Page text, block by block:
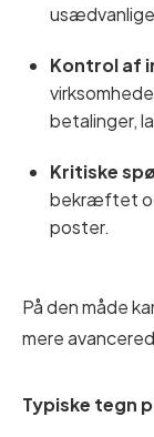
Kontrol af
betalinger,
Kritiske
bekræftet
poster.
På den måde
mere
Typiske tegn